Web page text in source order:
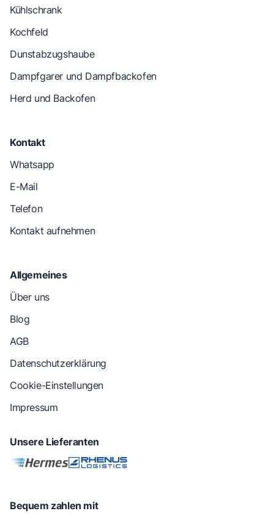
Kühlschrank
Kochfeld
Dunstabzugshaube
Dampfgarer und Dampfbackofen
Herd und Backofen
Kontakt
Whatsapp
E-Mail
Telefon
Kontakt aufnehmen
Allgemeines
Über uns
Blog
AGB
Datenschutzerklärung
Cookie-Einstellungen
Impressum
Unsere Lieferanten
Bequem zahlen mit